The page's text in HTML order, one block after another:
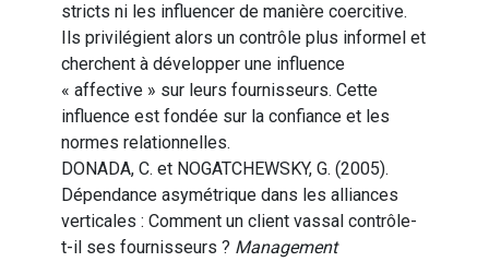
stricts ni les influencer de manière coercitive.
Ils privilégient alors un contrôle plus informel et
cherchent à développer une influence
« affective » sur leurs fournisseurs. Cette
influence est fondée sur la confiance et les
normes relationnelles.
DONADA, C. et NOGATCHEWSKY, G. (2005).
Dépendance asymétrique dans les alliances
verticales : Comment un client vassal contrôle-
t-il ses fournisseurs ? Management